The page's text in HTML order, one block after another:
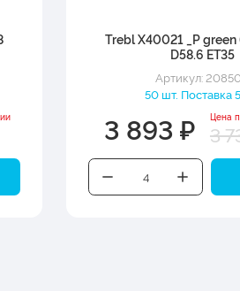
Trebl X40021 _P
D58.6 ET35
Артикул:
50 шт. Поставка
3 893 ₽ Цена
3